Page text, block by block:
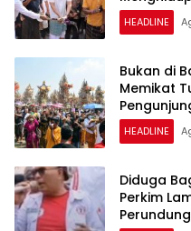
Ikatan
HEADLINE
Bukan di
Memikat
HEADLINE
Diduga
Perkim